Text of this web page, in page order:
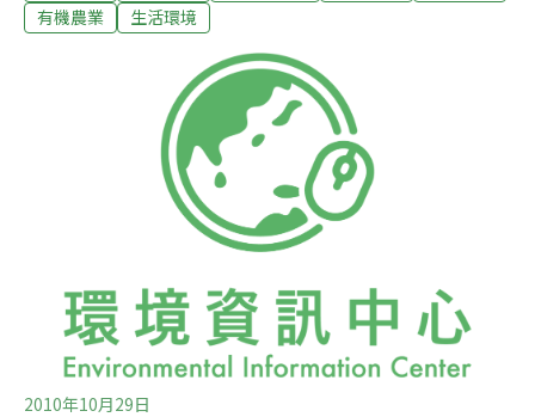
的美食、世界酒品、園藝設計、農村旅遊介紹，以及食品
民俗音樂。柏林國際綠色週（International Green Week）
在1926年首度舉行，今年已是第77屆。主辦單位指出，每
年由全球各地來參展的專業人士估計有10萬人。展覽也開
放給一般民眾參觀及選購產品。這項展覽的規模年年擴
充，觀展人數也年年增加。這是柏林在歲寒時節最盛大的
活動之一。過去幾10年從全球各地來參展的單位已超過7
萬8000家，觀展人數總計已超過3000萬人。「綠色週」期
有機農業
生活環境
2010年10月29日